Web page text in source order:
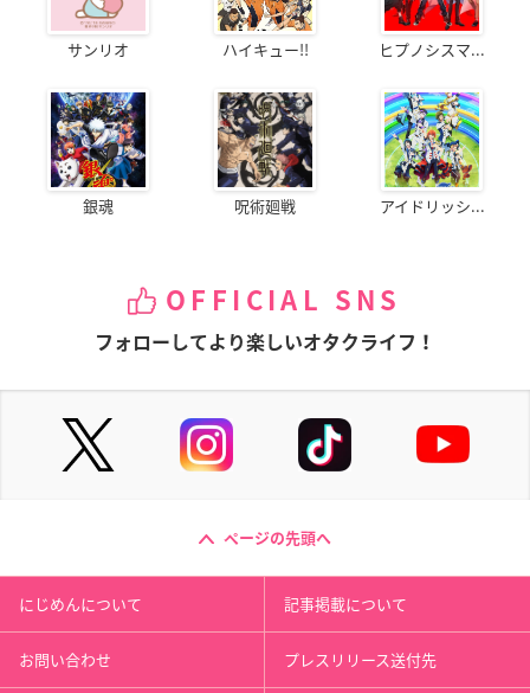
サンリオ ハイキュー!! ヒプノシスマ...
銀魂 呪術廻戦 アイドリッシ...
OFFICIAL SNS
フォローしてより楽しいオタクライフ！
ページの先頭へ
にじめんについて 記事掲載について
お問い合わせ プレスリリース送付先